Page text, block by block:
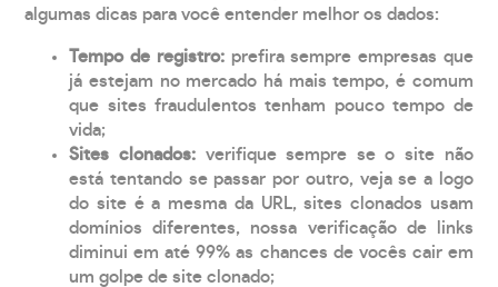
algumas dicas para você entender melhor os dados:
Tempo de registro: prefira sempre empresas que
já estejam no mercado há mais tempo, é comum
que sites fraudulentos tenham pouco tempo de
vida;
Sites clonados: verifique sempre se o site não
está tentando se passar por outro, veja se a logo
do site é a mesma da URL, sites clonados usam
domínios diferentes, nossa verificação de links
diminui em até 99% as chances de vocês cair em
um golpe de site clonado;